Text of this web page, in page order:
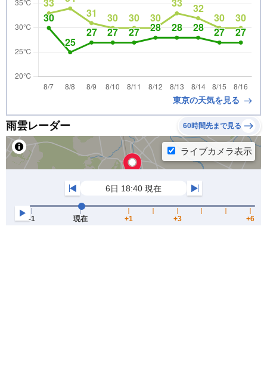
東京の天気を見る
雨雲レーダー 60時間先まで見る